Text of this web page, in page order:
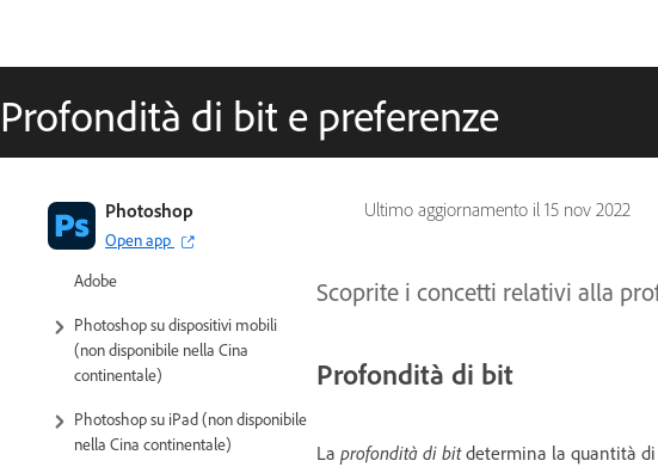
Profondità di bit e preferenze
Ultimo aggiornamento il 15 nov 2022
Photoshop
Open app
Introduzione a Photoshop
Photoshop e altri servizi e prodotti
Adobe
Photoshop su dispositivi mobili
(non disponibile nella Cina
continentale)
Photoshop su iPad (non disponibile
nella Cina continentale)
Scoprite i concetti relativi alla
Profondità di bit
La profondità di bitdetermina la quantità di